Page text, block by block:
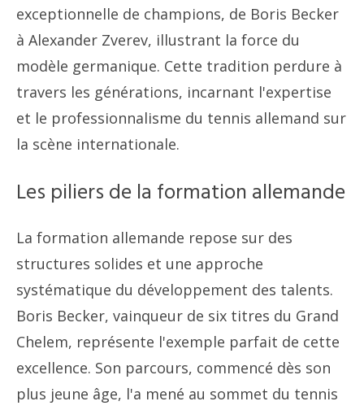
exceptionnelle de champions, de Boris Becker
à Alexander Zverev, illustrant la force du
modèle germanique. Cette tradition perdure à
travers les générations, incarnant l'expertise
et le professionnalisme du tennis allemand sur
la scène internationale.
Les piliers de la formation allemande
La formation allemande repose sur des
structures solides et une approche
systématique du développement des talents.
Boris Becker, vainqueur de six titres du Grand
Chelem, représente l'exemple parfait de cette
excellence. Son parcours, commencé dès son
plus jeune âge, l'a mené au sommet du tennis